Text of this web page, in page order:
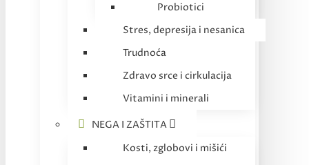
Probiotici
Stres, depresija i nesanica
Trudnoća
Zdravo srce i cirkulacija
Vitamini i minerali
NEGA I ZAŠTITA
Kosti, zglobovi i mišići